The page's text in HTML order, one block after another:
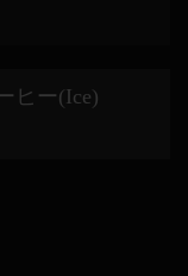
ヒー(Ice)